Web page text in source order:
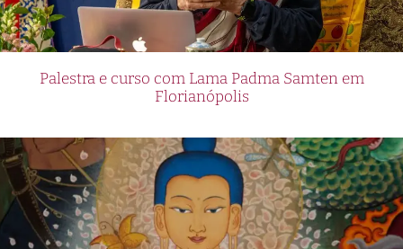
Palestra e curso com Lama Padma Samten em
Florianópolis